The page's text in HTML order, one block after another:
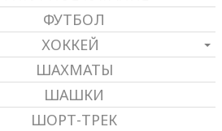
ФУТБОЛ
ХОККЕЙ
ШАХМАТЫ
ШАШКИ
ШОРТ-ТРЕК